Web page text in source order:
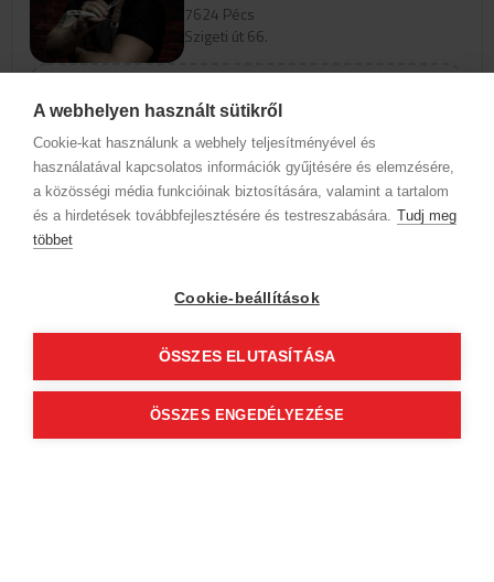
A webhelyen használt sütikről
Cookie-kat használunk a webhely teljesítményével és
használatával kapcsolatos információk gyűjtésére és elemzésére,
a közösségi média funkcióinak biztosítására, valamint a tartalom
és a hirdetések továbbfejlesztésére és testreszabására. Tudj meg
többet
Cookie-beállítások
ÖSSZES ELUTASÍTÁSA
ÖSSZES ENGEDÉLYEZÉSE
View profile
Select a service to view available
online booking times
7624 Pécs
Szigeti út 66.
4.99
(990)
Pécs Barber Shop
Szigeti út 66.